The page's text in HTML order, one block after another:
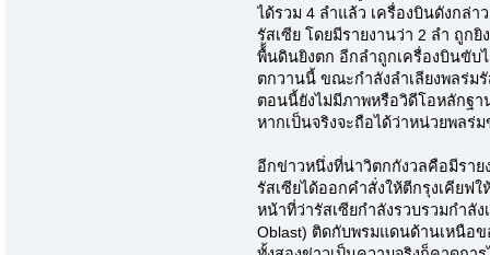
ได้รวม 4 ลำแล้ว เครื่องบินดังกล่า
รัสเซีย โดยมีรายงานว่า 2 ลำ ถูก
พื้้นดินยิงตก อีกลำถูกเครื่องบินขับ
ตกวานนี้ ขณะกำลังลำเลียงพลร่ม
ตอนนี้ยังไม่มีภาพหรือวิดีโอหลักฐา
หากเป็นจริงจะถือได้ว่าหน่วยพลร่
อีกข่าวหนึ่งที่น่าวิตกกังวลคือมีราย
รัสเซียได้ออกคำสั่งให้ตีกรุงเคียฟ
หน้าที่ว่ารัสเซียกำลังรวบรวมกำลั
Oblast) ติดกับพรมแดนด้านเหนือ